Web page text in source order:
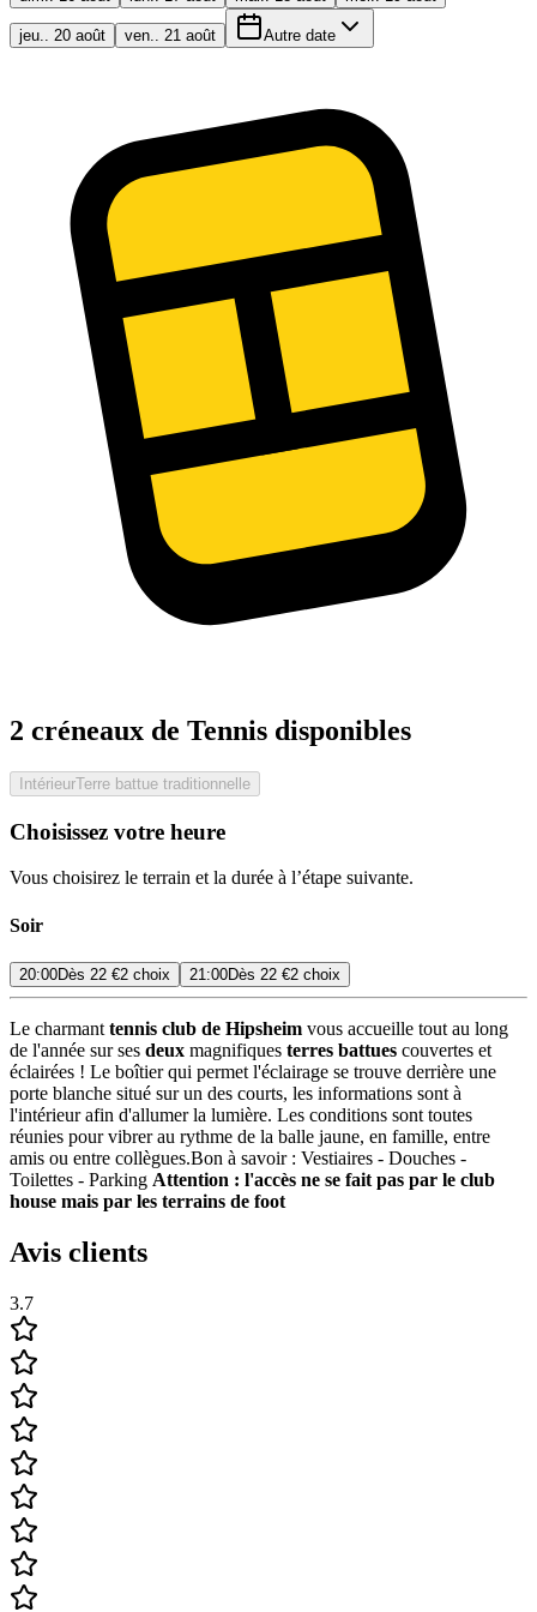
jeu.. 20 août ven.. 21 août Autre date
2 créneaux de Tennis disponibles
IntérieurTerre battue traditionnelle
Choisissez votre heure
Vous choisirez le terrain et la durée à l’étape suivante.
Soir
20:00Dès 22 €2 choix 21:00Dès 22 €2 choix
Le charmant tennis club de Hipsheim vous accueille tout au long
de l'année sur ses deux magnifiques terres battues couvertes et
éclairées ! Le boîtier qui permet l'éclairage se trouve derrière une
porte blanche situé sur un des courts, les informations sont à
l'intérieur afin d'allumer la lumière. Les conditions sont toutes
réunies pour vibrer au rythme de la balle jaune, en famille, entre
amis ou entre collègues.Bon à savoir : Vestiaires - Douches -
Toilettes - Parking Attention : l'accès ne se fait pas par le club
house mais par les terrains de foot
Avis clients
3.7